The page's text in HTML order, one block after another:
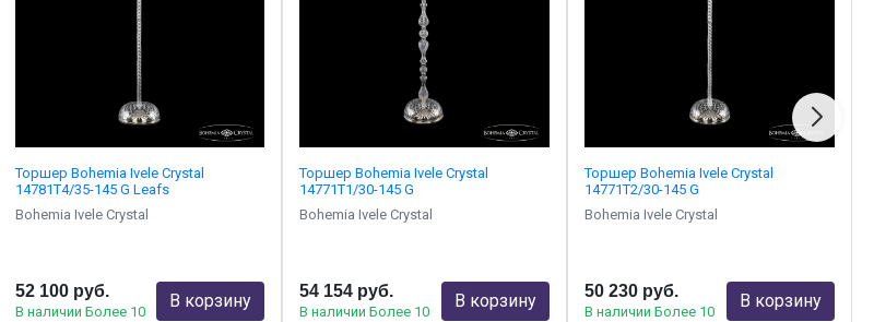
Торшер Bohemia Ivele Crystal
14781T4/35-145 G Leafs
Bohemia Ivele Crystal
52 100 руб.
В наличии Более 10
В корзину
Торшер Bohemia Ivele Crystal
14771T1/30-145 G
Bohemia Ivele Crystal
54 154 руб.
В наличии Более 10
В корзину
Торшер Bohemia Ivele Crystal
14771T2/30-145 G
Bohemia Ivele Crystal
50 230 руб.
В наличии Более 10
В корзину